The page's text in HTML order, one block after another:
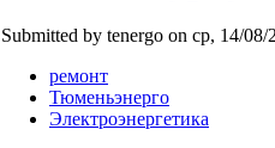
Submitted by tenergo on ср, 14/08/
ремонт
Тюменьэнерго
Электроэнергетика